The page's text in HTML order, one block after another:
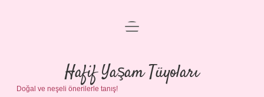
Anasayfa
Gizlilik Politikası
Yasal Uyarı
menüyü
Hafif Yaşam Tüyoları
Doğal ve neşeli önerilerle tanış!